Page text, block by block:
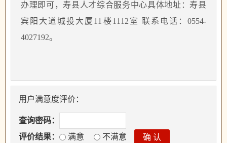
办理即可，寿县人才综合服务中心具体地址：寿县
宾阳大道城投大厦 11楼1112室 联系电话：0554-
4027192。
用户满意度评价：
查询密码：
评价结果：
满意 不满意